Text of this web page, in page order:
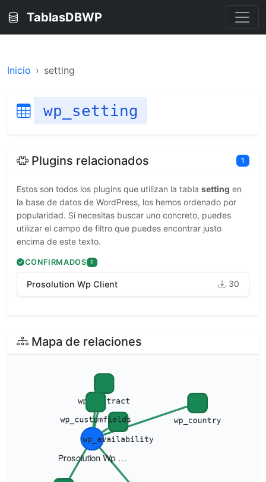
TablasDBWP
Inicio setting
wp_setting
Plugins relacionados 1
Estos son todos los plugins que utilizan la tabla setting en
la base de datos de WordPress, los hemos ordenado por
popularidad. Si necesitas buscar uno concreto, puedes
utilizar el campo de filtro que puedes encontrar justo
encima de este texto.
CONFIRMADOS 1
Prosolution Wp Client 30
Mapa de relaciones